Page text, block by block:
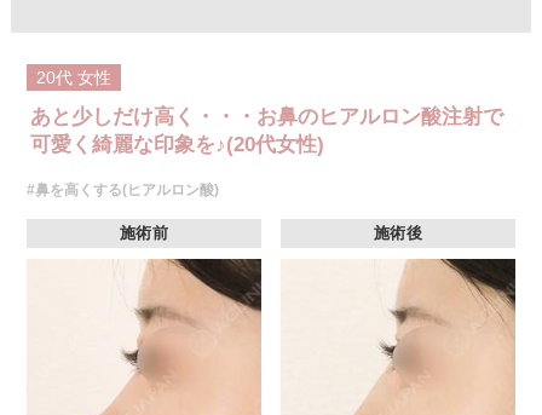
20代 女性
あと少しだけ高く・・・お鼻のヒアルロン酸注射で
可愛く綺麗な印象を♪(20代女性)
#鼻を高くする(ヒアルロン酸)
施術前 施術後